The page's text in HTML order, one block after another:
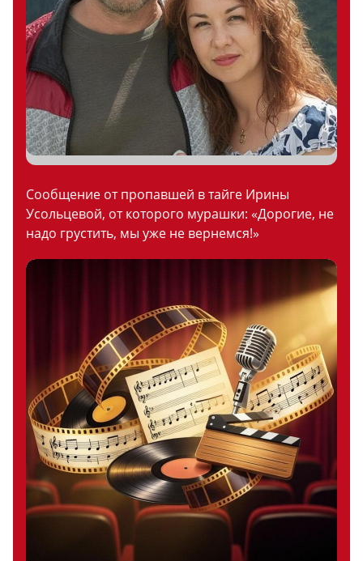
Сообщение от пропавшей в тайге Ирины
Усольцевой, от которого мурашки: «Дорогие, не
надо грустить, мы уже не вернемся!»